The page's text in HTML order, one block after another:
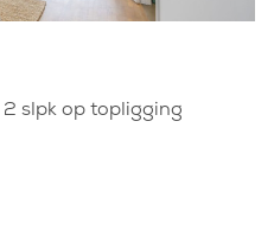
slpk op topligging